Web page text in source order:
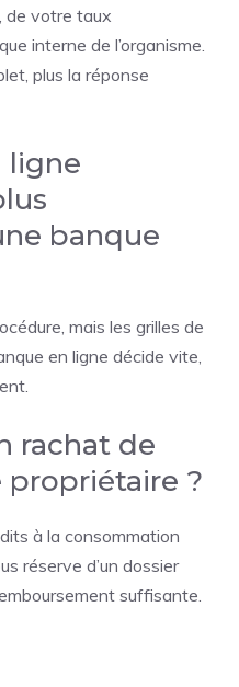
de votre taux
interne de l’organisme.
plus la réponse
ligne
banque
mais les grilles de
en ligne décide vite,
rachat de
propriétaire ?
à la consommation
réserve d’un dossier
suffisante.